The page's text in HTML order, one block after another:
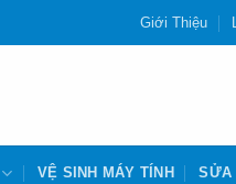
Giới Thiệu
VỆ SINH MÁY TÍNH SỬA